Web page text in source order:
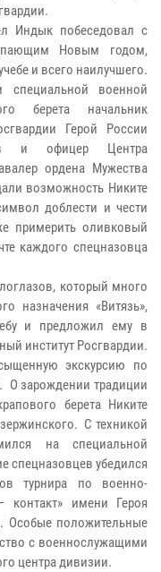
Индык побеседовал с
Новым годом,
и всего наилучшего.
специальной военной
берета начальник
Герой России
и офицер Центра
ордена Мужества
возможность Никите
доблести и чести
примерить оливковый
каждого спецназовца
который много
назначения «Витязь»,
и предложил ему в
институт Росгвардии.
экскурсию по
О зарождении традиции
берета Никите
С техникой
на специальной
спецназовцев убедился
турнира по военно-
контакт» имени Героя
Особые положительные
с военнослужащими
центра дивизии.